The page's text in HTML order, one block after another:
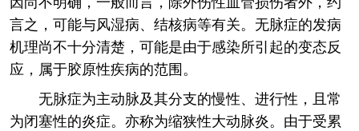
言之，可能与风湿病、结核病等有关。无脉症的发病
机理尚不十分清楚，可能是由于感染所引起的变态反
应，属于胶原性疾病的范围。
无脉症为主动脉及其分支的慢性、进行性，且常
为闭塞性的炎症。亦称为缩狭性大动脉炎。由于受累